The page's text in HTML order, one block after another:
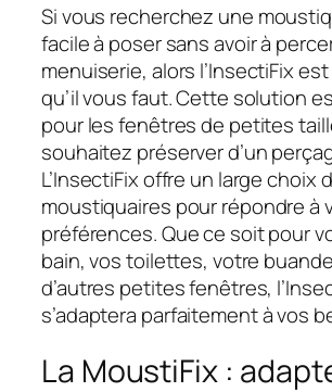
Si vous recherchez une
facile à poser sans avoir à
menuiserie, alors l’InsectiFix
qu’il vous faut. Cette solution
pour les fenêtres de petites
souhaitez préserver d’un
L’InsectiFix offre un large choix
moustiquaires pour répondre à
préférences. Que ce soit pour
bain, vos toilettes, votre
d’autres petites fenêtres,
s’adaptera parfaitement à vos
La MoustiFix :